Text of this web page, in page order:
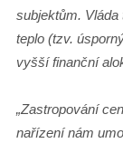
subjektům.
teplo (tzv.
vyšší finanční
„Zastropování
nařízení nám